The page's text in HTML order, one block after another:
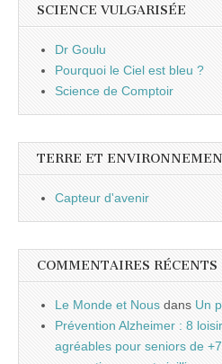
SCIENCE VULGARISÉE
Dr Goulu
Pourquoi le Ciel est bleu ?
Science de Comptoir
TERRE ET
Capteur d'avenir
COMMENTAIRES RÉCENTS
Le Monde et Nous dans Un
Prévention Alzheimer : 8
agréables pour seniors de